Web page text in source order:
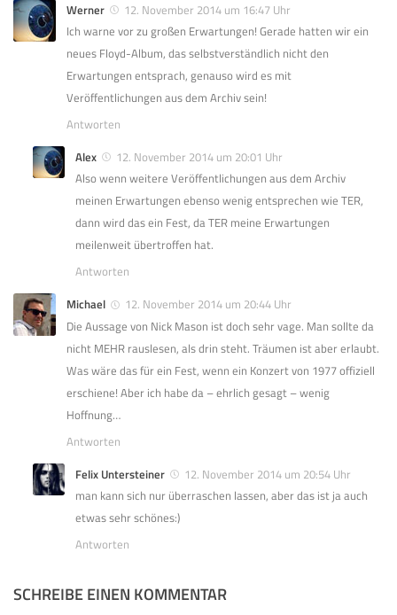
Werner
12. November 2014 um 16:47 Uhr
Ich warne vor zu großen Erwartungen! Gerade hatten wir ein
neues Floyd-Album, das selbstverständlich nicht den
Erwartungen entsprach, genauso wird es mit
Veröffentlichungen aus dem Archiv sein!
Antworten
Alex
12. November 2014 um 20:01 Uhr
Also wenn weitere Veröffentlichungen aus dem Archiv
meinen Erwartungen ebenso wenig entsprechen wie TER,
dann wird das ein Fest, da TER meine Erwartungen
meilenweit übertroffen hat.
Antworten
Michael
12. November 2014 um 20:44 Uhr
Die Aussage von Nick Mason ist doch sehr vage. Man sollte da
nicht MEHR rauslesen, als drin steht. Träumen ist aber erlaubt.
Was wäre das für ein Fest, wenn ein Konzert von 1977 offiziell
erschiene! Aber ich habe da – ehrlich gesagt – wenig
Hoffnung…
Antworten
Felix Untersteiner
12. November 2014 um 20:54 Uhr
man kann sich nur überraschen lassen, aber das ist ja auch
etwas sehr schönes:)
Antworten
SCHREIBE EINEN KOMMENTAR